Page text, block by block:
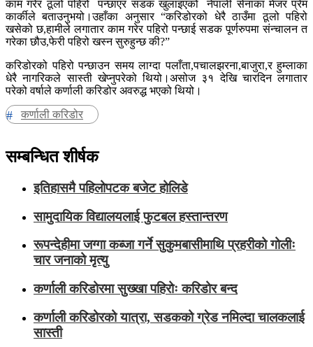
काम गरेर ठूलो पहिरो पन्छाएर सडक खुलाइएको नेपाली सेनाका मेजर प्रेम
कार्कीले बताउनुभयो।उहाँका अनुसार “करिडोरको धेरै ठाउँमा ठूलो पहिरो
खसेको छ,हामीले लगातार काम गरेर पहिरो पन्छाई सडक पूर्णरुपमा संन्चालन त
गरेका छौउ,फेरी पहिरो खस्न सुरुहुन्छ की?”
करिडोरको पहिरो पन्छाउन समय लाग्दा पलाँता,पचालझरना,बाजुरा,र हुम्लाका
धेरै नागरिकले सास्ती खेप्नुपरेको थियो।असोज ३१ देखि चारदिन लगातार
परेको वर्षाले कर्णाली करिडोर अवरुद्ध भएको थियो।
कर्णाली करिडोर
सम्बन्धित शीर्षक
इतिहासमै पहिलोपटक बजेट होलिडे
सामुदायिक विद्यालयलाई फुटबल हस्तान्तरण
रूपन्देहीमा जग्गा कब्जा गर्ने सुकुमबासीमाथि प्रहरीको गोलीः
चार जनाको मृत्यु
कर्णाली करिडोरमा सुख्खा पहिरोः करिडोर बन्द
कर्णाली करिडोरको यात्रा, सडकको ग्रेड नमिल्दा चालकलाई
सास्ती